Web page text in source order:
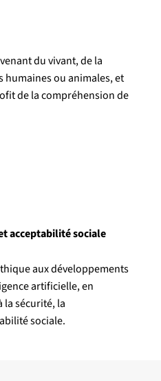
du vivant, de la
ou animales, et
de la compréhension de
acceptabilité sociale
aux développements
artificielle, en
la sécurité, la
sociale.